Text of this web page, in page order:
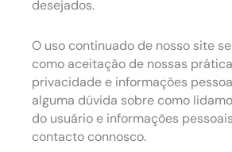
desejados.
O uso continuado de nosso site
como aceitação de nossas
privacidade e informações
alguma dúvida sobre como
do usuário e informações
contacto connosco.